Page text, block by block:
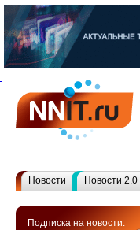
Новости Новости 2.0
Подписка на новости: